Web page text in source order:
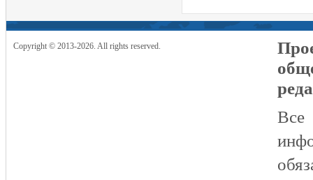
Copyright © 2013-2026. All rights reserved.